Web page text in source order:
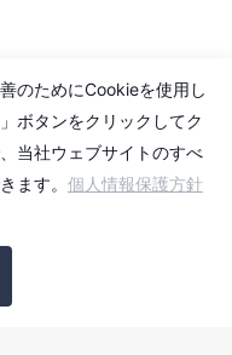
のためにCookieを使用し
ボタンをクリックしてク
当社ウェブサイトのすべ
ます。 個人情報保護方針